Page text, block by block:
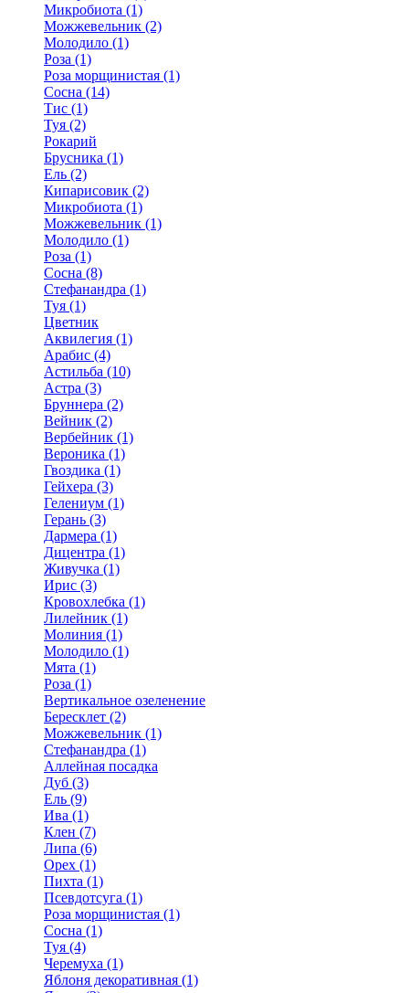
Микробиота (1)
Можжевельник (2)
Молодило (1)
Роза (1)
Роза морщинистая (1)
Сосна (14)
Тис (1)
Туя (2)
Рокарий
Брусника (1)
Ель (2)
Кипарисовик (2)
Микробиота (1)
Можжевельник (1)
Молодило (1)
Роза (1)
Сосна (8)
Стефанандра (1)
Туя (1)
Цветник
Аквилегия (1)
Арабис (4)
Астильба (10)
Астра (3)
Бруннера (2)
Вейник (2)
Вербейник (1)
Вероника (1)
Гвоздика (1)
Гейхера (3)
Гелениум (1)
Герань (3)
Дармера (1)
Дицентра (1)
Живучка (1)
Ирис (3)
Кровохлебка (1)
Лилейник (1)
Молиния (1)
Молодило (1)
Мята (1)
Роза (1)
Вертикальное озеленение
Бересклет (2)
Можжевельник (1)
Стефанандра (1)
Аллейная посадка
Дуб (3)
Ель (9)
Ива (1)
Клен (7)
Липа (6)
Орех (1)
Пихта (1)
Псевдотсуга (1)
Роза морщинистая (1)
Сосна (1)
Туя (4)
Черемуха (1)
Яблоня декоративная (1)